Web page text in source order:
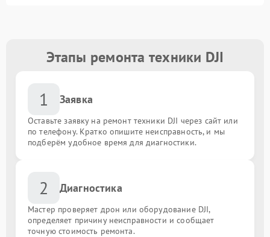
Этапы ремонта техники DJI
1 Заявка
Оставьте заявку на ремонт техники DJI через сайт или
по телефону. Кратко опишите неисправность, и мы
подберём удобное время для диагностики.
2 Диагностика
Мастер проверяет дрон или оборудование DJI,
определяет причину неисправности и сообщает
точную стоимость ремонта.